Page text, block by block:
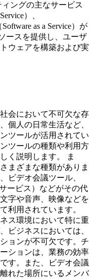
ングの主なサービス
）、
as a Service）が
ースを提供し、ユーザ
ウェアを構築および実
会において不可欠な存
個人の日常生活など、
ツールが活用されてい
ツールの種類や利用方
く説明します。 ま
まざまな種類がありま
ビデオ会議ツール、
ービス）などがその代
字や音声、映像などを
利用されています。
ス環境において特に重
ビジネスにおいては、
ョンが不可欠です。チ
ションは、業務の効率
す。また、ビデオ会議
れた場所にいるメンバ